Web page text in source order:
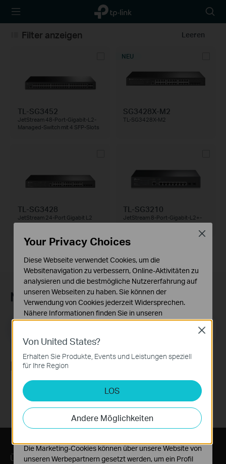
TP-Link,
Reliably
icon
Leeren
Filter anzeigen
TL-SG3452
JetStream 48-Port-Gigabit-L2-
Managed-Switch mit 4 SFP-Slots
NEU
SG3428X-M2
TL-SG3428X-M2
TL-SG3428
JetStream 24-Port Gigabit L2
Managed Switch mit 4 SFP-Slots
TL-SG3210
JetStream 8-Port-Gigabit-L2+-
Managed-Switch mit 2 SFP Slots
Newsletter abonnieren
Registrieren
Folge uns
Über TP-Link Presse
Von United States?
Erhalten Sie Produkte, Events und Leistungen speziell
für Ihre Region
LOS
Andere Möglichkeiten
Close
Your Privacy Choices
Diese Webseite verwendet Cookies, um die
Websitenavigation zu verbessern, Online-Aktivitäten zu
analysieren und die bestmögliche Nutzererfahrung auf
unseren Webseiten zu haben. Sie können der
Verwendung von Cookies jederzeit Widersprechen.
Nähere Informationen finden Sie in unseren
Datenschutzhinweisen.
Notwendige Cookies
Diese Cookies sind zur Funktion der Website
erforderlich und können in Ihren Systemen nicht
Analyse- und Marketing-Cookies
Analyse-Cookies ermöglichen es uns, Ihre Aktivitäten
auf unserer Website zu analysieren, um die
Funktionsweise unserer Website zu verbessern und
Die Marketing-Cookies können über unsere Website von
unseren Werbepartnern gesetzt werden, um ein Profil
Close